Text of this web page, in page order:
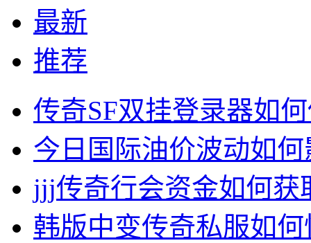
最新
推荐
传奇SF双挂登录器如
今日国际油价波动如
jjj传奇行会资金如何获
韩版中变传奇私服如